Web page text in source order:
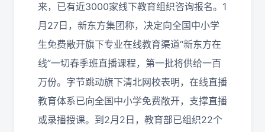
来，已有近3000家线下教育组织咨询报名。1
月27日，新东方集团称，决定向全国中小学
生免费敞开旗下专业在线教育渠道“新东方在
线”一切春季班直播课程，第一批将供给一百
万份。字节跳动旗下清北网校表明，在线直播
教育体系已向全国中小学免费敞开，支撑直播
或录播授课。到2月2日，教育部已组织22个